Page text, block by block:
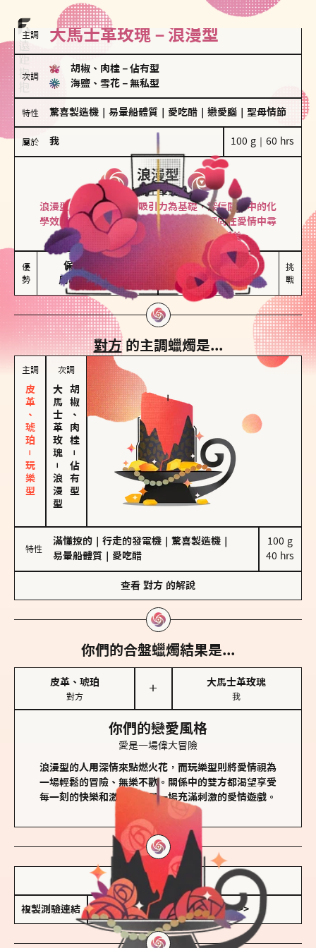
主調 大馬士革玫瑰－浪漫型
次調
胡椒、肉桂 － 佔有型
海鹽、雪花 － 無私型
特性 驚喜製造機 易暈船體質 愛吃醋 戀愛腦 聖母情節
屬於 我 100 g｜60 hrs
浪漫型
大馬士革玫瑰
浪漫型的人以激情與性吸引力為基礎，深信關係中的化
學效應，認為每次相遇都是命中註定。傾向在愛情中尋
找火花，經常表達對另一半的愛意和讚美。
優
勢
保持戀愛新鮮感
用心策劃浪漫驚喜
情緒起伏較大
感情中較需要關注
挑
戰
對方的主調蠟燭是...
主調
皮革、琥珀－玩樂型
次調
大馬士革玫瑰
－
浪漫型
胡椒、肉桂
－
佔有型
特性
滿懂撩的 行走的發電機 驚喜製造機
易暈船體質
愛吃醋
100 g
40 hrs
查看 對方 的解說
你們的合盤蠟燭結果是...
皮革、琥珀
對方
＋
大馬士革玫瑰
我
你們的戀愛風格
愛是一場偉大冒險
浪漫型的人用深情來點燃火花，而玩樂型則將愛情視為
一場輕鬆的冒險、無樂不歡。關係中的雙方都渴望享受
每一刻的快樂和激動，像是一場充滿刺激的愛情遊戲。
儲存我的結果圖
複製測驗連結 查看香氛類型全解析 >>>